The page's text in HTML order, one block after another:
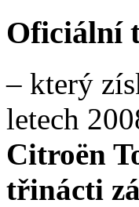
Oficiální
– který
letech
Citroën
třinácti